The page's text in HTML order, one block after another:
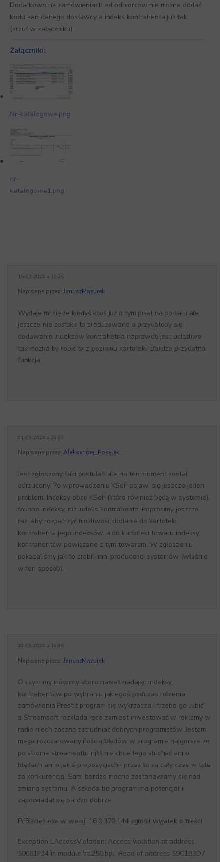
Dodatkowo na zamówieniach od odbiorców nie można dodać
kodu ean danego dostawcy a indeks kontrahenta już tak.
(zrzut w załączniku)
Załączniki:
Nr-katalogowe.png
nr-
katalogowe1.png
15-02-2024 o 15:25
Napisane przez: JanuszMazurek
Wydaje mi się że kiedyś ktoś już o tym pisał na portalu ale
jeszcze nie zostało to zrealizowane a przydałoby się
dodawanie indeksów kontrahetna naprawdę jest uciążliwe
tak można by robić to z poziomu kartoteki. Bardzo przydatna
funkcja.
01-03-2024 o 20:37
Napisane przez: Aleksander_Poselek
Jest zgłoszony taki postulat, ale na ten moment został
odrzucony. Po wprowadzeniu KSeF pojawi się jeszcze jeden
problem. Indeksy obce KSeF (które również będą w systemie),
to inne indeksy, niż indeks kontrahenta. Poprosimy jeszcze
raz, aby rozpatrzyć możliwość dodania do kartoteki
kontrahenta jego indeksów, a do kartoteki towaru indeksy
kontrahentów powiązane z tym towarem. W zgłoszeniu
pokazaliśmy jak to zrobili inni producenci systemów (właśnie
w ten sposób).
20-03-2024 o 14:06
Napisane przez: JanuszMazurek
O czym my mówimy skoro nawet nadając indeksy
kontrahentów po wybraniu jakiegoś podczas robienia
zamówienia Prestiż program się wykrzacza i trzeba go „ubić”
a Streamsoft rozkłada ręce zamiast inwestować w reklamy w
radio niech zaczną zatrudniać dobrych programistów. Jestem
mega rozczarowany ilością błędów w programie najgorsze że
po stronie streamsoftu nikt nie chce tego słuchać ani o
błędach ani o jakiś propozycjach i przez to są cały czas w tyle
za konkurencją. Sami bardzo mocno zastanawiamy się nad
zmianą systemu. A szkoda bo program ma potencjał i
zapowiadał się bardzo dobrze.
PcBiznes.exe w wersji 16.0.370.144 zgłosił wyjatek o treści:
Exception EAccessViolation: Access violation at address
50061F24 in module 'rtl250.bpl’. Read of address 59C1B3D7